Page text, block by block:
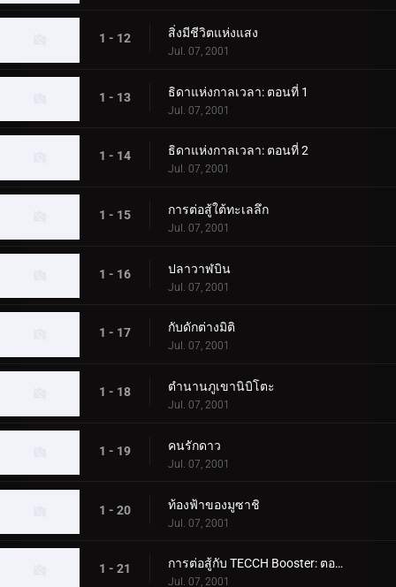
1 - 12 สิ่งมีชีวิตแห่งแสง
Jul. 07, 2001
1 - 13 ธิดาแห่งกาลเวลา: ตอนที่ 1
Jul. 07, 2001
1 - 14 ธิดาแห่งกาลเวลา: ตอนที่ 2
Jul. 07, 2001
1 - 15 การต่อสู้ใต้ทะเลลึก
Jul. 07, 2001
1 - 16 ปลาวาฬบิน
Jul. 07, 2001
1 - 17 กับดักต่างมิติ
Jul. 07, 2001
1 - 18 ตำนานภูเขานิบิโตะ
Jul. 07, 2001
1 - 19 คนรักดาว
Jul. 07, 2001
1 - 20 ท้องฟ้าของมูซาชิ
Jul. 07, 2001
1 - 21 การต่อสู้กับ TECCH Booster: ตอนที่ 1
Jul. 07, 2001